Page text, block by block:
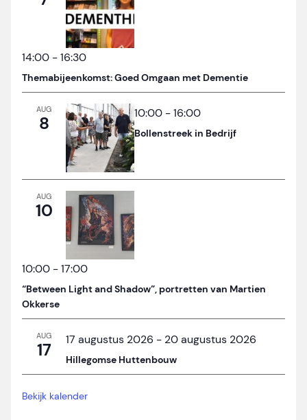
14:00 -16:30
Themabijeenkomst: Goed Omgaan met Dementie
AUG
8 10:00 -16:00
Bollenstreek in Bedrijf
AUG
10
10:00 -17:00
“Between Light and Shadow”, portretten van Martien
Okkerse
AUG
17 17 augustus 2026 - 20 augustus 2026
Hillegomse Huttenbouw
Bekijk kalender